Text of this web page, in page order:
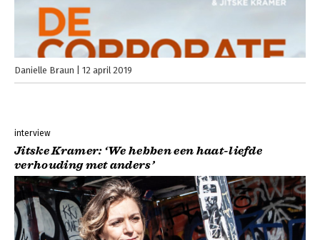
Danielle Braun 12 april 2019
interview
Jitske Kramer: ‘We hebben een haat-liefde
verhouding met anders’